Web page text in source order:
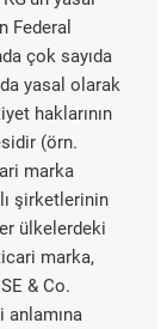
Federal
çok sayıda
yasal olarak
haklarının
(örn.
marka
şirketlerinin
ülkelerdeki
marka,
& Co.
anlamına